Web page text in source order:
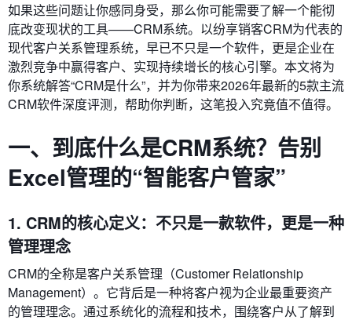
如果这些问题让你感同身受，那么你可能需要了解一个能彻
底改变现状的工具——CRM系统。以纷享销客CRM为代表的
现代客户关系管理系统，早已不只是一个软件，更是企业在
激烈竞争中赢得客户、实现持续增长的核心引擎。本文将为
你系统解答“CRM是什么”，并为你带来2026年最新的5款主流
CRM软件深度评测，帮助你判断，这笔投入究竟值不值得。
一、到底什么是CRM系统？告别
Excel管理的“智能客户管家”
1. CRM的核心定义：不只是一款软件，更是一种
管理理念
CRM的全称是客户关系管理（Customer Relationship
Management）。它背后是一种将客户视为企业最重要资产
的管理理念。通过系统化的流程和技术，围绕客户从了解到